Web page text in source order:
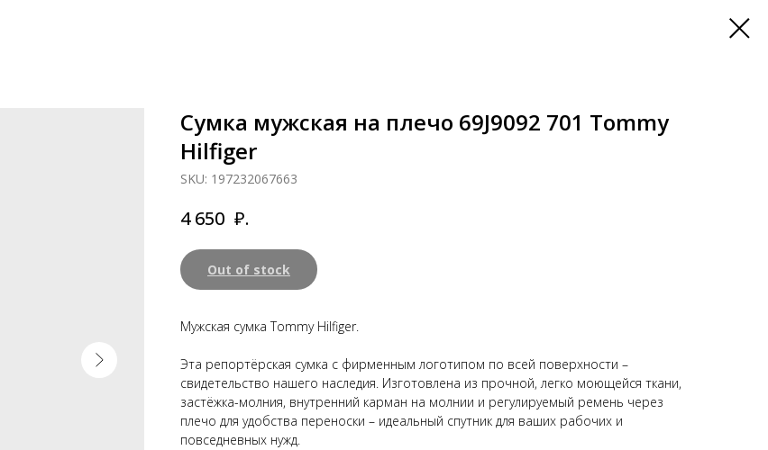
Сумка мужская на плечо 69J9092 701 Tommy
Hilfiger
SKU: 197232067663
4 650 ₽.
Out of stock
Мужская сумка Tommy Hilfiger.
Эта репортёрская сумка с фирменным логотипом по всей поверхности –
свидетельство нашего наследия. Изготовлена из прочной, легко моющейся ткани,
застёжка-молния, внутренний карман на молнии и регулируемый ремень через
плечо для удобства переноски – идеальный спутник для ваших рабочих и
повседневных нужд.